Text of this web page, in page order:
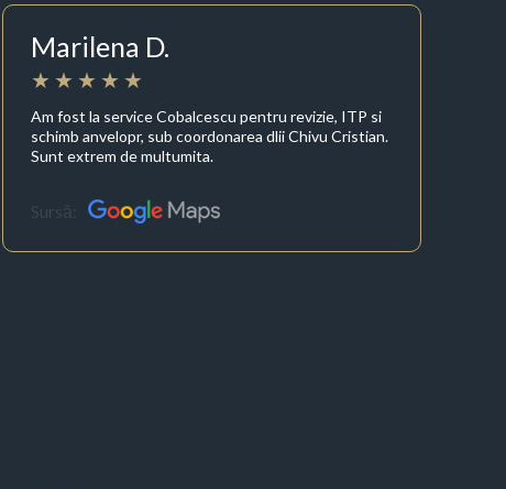
Marilena D.
Am fost la service Cobalcescu pentru revizie, ITP si
schimb anvelopr, sub coordonarea dlii Chivu Cristian.
Sunt extrem de multumita.
Sursă: